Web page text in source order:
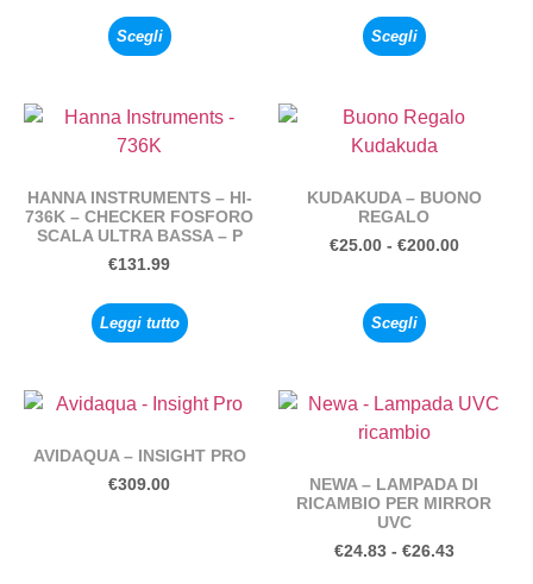
Scegli Scegli
HANNA INSTRUMENTS – HI-
736K – CHECKER FOSFORO
SCALA ULTRA BASSA – P
€131.99
Leggi tutto
KUDAKUDA – BUONO
REGALO
€25.00 - €200.00
Scegli
AVIDAQUA – INSIGHT PRO
€309.00
NEWA – LAMPADA DI
RICAMBIO PER MIRROR
UVC
€24.83 - €26.43